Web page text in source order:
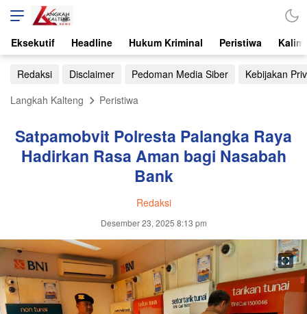
Eksekutif Headline Hukum Kriminal Peristiwa
Redaksi Disclaimer Pedoman Media Siber
Kebijakan
Langkah Kalteng
Peristiwa
Satpamobvit Polresta Palangka Raya
Hadirkan Rasa Aman bagi Nasabah
Bank
Redaksi
Desember 23, 2025 8:13 pm